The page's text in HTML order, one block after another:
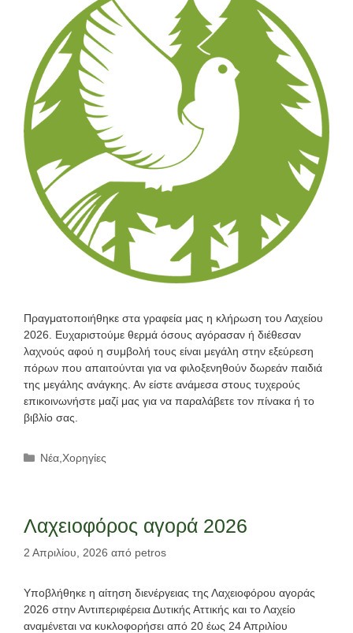
Πραγματοποιήθηκε στα γραφεία μας η κλήρωση του Λαχείου
2026. Ευχαριστούμε θερμά όσους αγόρασαν ή διέθεσαν
λαχνούς αφού η συμβολή τους είναι μεγάλη στην εξεύρεση
πόρων που απαιτούνται για να φιλοξενηθούν δωρεάν παιδιά
της μεγάλης ανάγκης. Αν είστε ανάμεσα στους τυχερούς
επικοινωνήστε μαζί μας για να παραλάβετε τον πίνακα ή το
βιβλίο σας.
Κατηγορίες
Νέα Χορηγίες
Λαχειοφόρος αγορά 2026
2 Απριλίου, 2026 από petros
Υποβλήθηκε η αίτηση διενέργειας της Λαχειοφόρου αγοράς
2026 στην Αντιπεριφέρεια Δυτικής Αττικής και το Λαχείο
αναμένεται να κυκλοφορήσει από 20 έως 24 Απριλίου